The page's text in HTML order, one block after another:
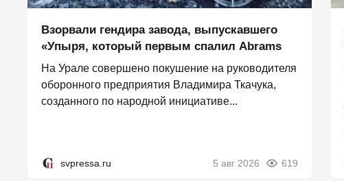
Взорвали гендира завода, выпускавшего
«Упыря, который первым спалил Abrams
На Урале совершено покушение на руководителя
оборонного предприятия Владимира Ткачука,
созданного по народной инициативе...
svpressa.ru 5 авг 2026 619